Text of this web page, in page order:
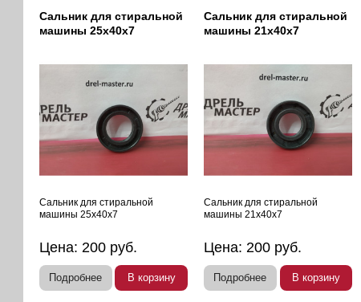
Сальник для стиральной
машины 25х40х7
Сальник для стиральной
машины 25х40х7
Цена: 200 руб.
Подробнее В корзину
Сальник для стиральной
машины 21х40х7
Сальник для стиральной
машины 21х40х7
Цена: 200 руб.
Подробнее В корзину